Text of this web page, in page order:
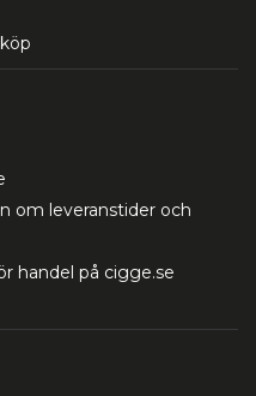
om leveranstider och
handel på cigge.se